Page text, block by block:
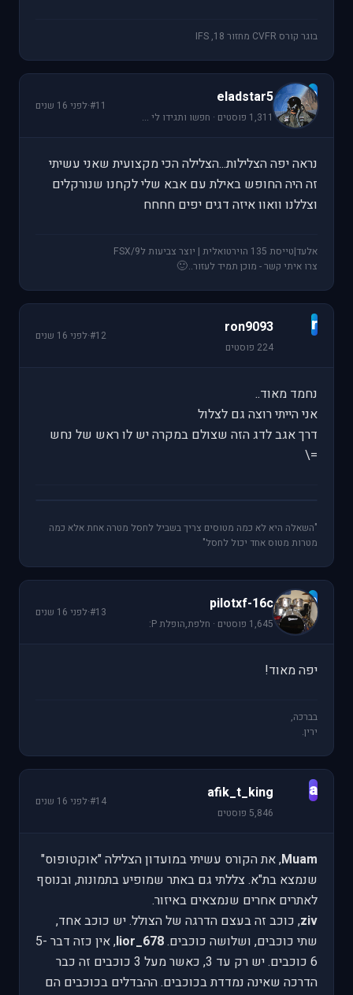
בוגר קורס CVFR מחזור 18, IFS
e
eladstar5
1,311 פוסטים · חפשו ותגידו לי ...
#11
·לפני 16 שנים
נראה יפה הצלילות...הצלילה הכי מקצועית שאני עשיתי
זה היה החופש באילת עם אבא שלי לקחנו שנורקלים
וצללנו וואוו איזה דגים יפים חחחח
אלעד|טייסת 135 הוירטואלית | יוצר צביעות לFSX/9
צרו איתי קשר - מוכן תמיד לעזור..🙂
r
ron9093
224 פוסטים
#12
·לפני 16 שנים
נחמד מאוד..
אני הייתי רוצה גם לצלול
דרך אגב לדג הזה שצולם במקרה יש לו ראש של נחש
=\
"השאלה היא לא כמה מטוסים צריך בשביל לחסל מטרה אחת אלא כמה
מטרות מטוס אחד יכול לחסל"
p
pilotxf-16c
1,645 פוסטים · חלפת,הופלת P:
#13
·לפני 16 שנים
יפה מאוד!
בברכה,
ירין.
a
afik_t_king
5,846 פוסטים
#14
·לפני 16 שנים
Muam, את הקורס עשיתי במועדון הצלילה "אוקטופוס"
שנמצא בת"א. צללתי גם באתר שמופיע בתמונות, ובנוסף
לאתרים אחרים שנמצאים באיזור.
ziv, כוכב זה בעצם הדרגה של הצולל. יש כוכב אחד,
שתי כוכבים, ושלושה כוכבים.lior_678
, אין כזה דבר 5-
6 כוכבים. יש רק עד 3, כאשר מעל 3 כוכבים זה כבר
הדרכה שאינה נמדדת בכוכבים. ההבדלים בכוכבים הם